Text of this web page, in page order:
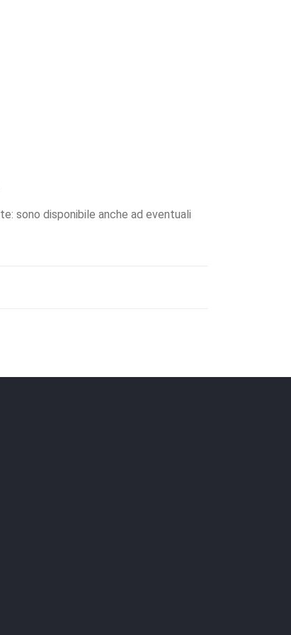
sono disponibile anche ad eventuali